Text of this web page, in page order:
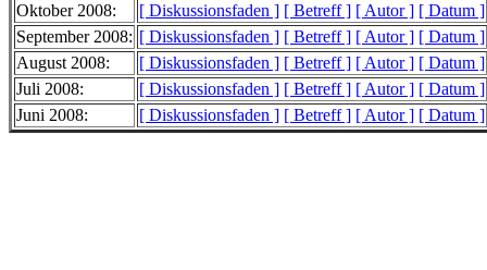
Oktober 2008:
[ Diskussionsfaden ] [ Betreff ] [ Autor ] [ Datum ]
September 2008: [ Diskussionsfaden ] [ Betreff ] [ Autor ] [ Datum ]
August 2008:
[ Diskussionsfaden ] [ Betreff ] [ Autor ] [ Datum ]
Juli 2008:
[ Diskussionsfaden ] [ Betreff ] [ Autor ] [ Datum ]
Juni 2008:
[ Diskussionsfaden ] [ Betreff ] [ Autor ] [ Datum ]